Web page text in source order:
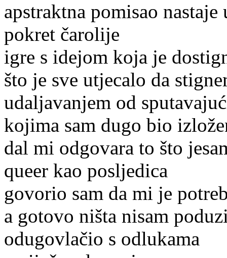
apstraktna pomisao
pokret čarolije
igre s idejom koja je
što je sve utjecalo da
udaljavanjem od
kojima sam dugo bio
dal mi odgovara to što
queer kao posljedica
govorio sam da mi je
a gotovo ništa nisam
odugovlačio s odlukama